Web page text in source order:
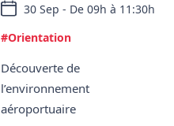
30 Sep - De 09h à 11:30h
#Orientation
Découverte de
l’environnement
aéroportuaire